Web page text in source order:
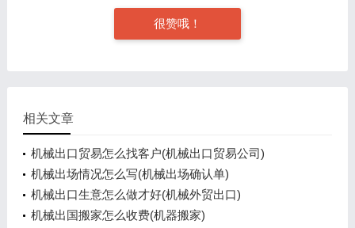
很赞哦！
相关文章
机械出口贸易怎么找客户(机械出口贸易公司)
机械出场情况怎么写(机械出场确认单)
机械出口生意怎么做才好(机械外贸出口)
机械出国搬家怎么收费(机器搬家)